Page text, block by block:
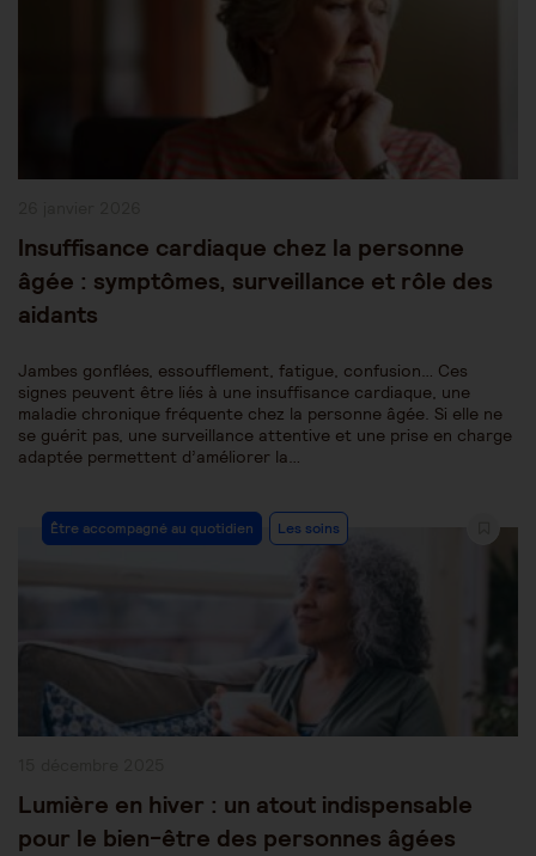
Insuffisance cardiaque chez la personne
âgée : symptômes, surveillance et rôle des
aidants
Jambes gonflées, essoufflement, fatigue, confusion… Ces
signes peuvent être liés à une insuffisance cardiaque, une
maladie chronique fréquente chez la personne âgée. Si elle ne
se guérit pas, une surveillance attentive et une prise en charge
adaptée permettent d’améliorer la…
Post
Category:
Être accompagné au quotidien Les soins
Lumière en hiver : un atout indispensable
pour le bien-être des personnes âgées